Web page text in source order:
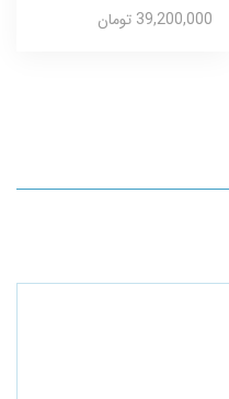
39,200,000 تومان